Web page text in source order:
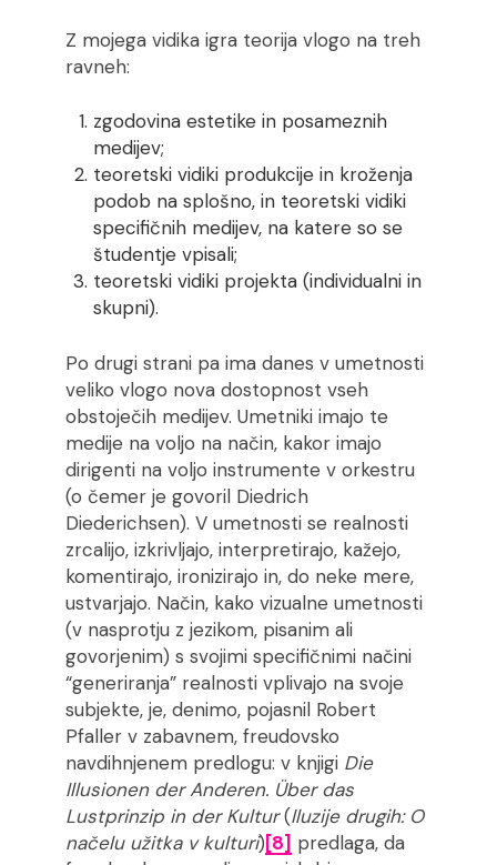
Z mojega vidika igra teorija vlogo na treh
ravneh:
zgodovina estetike in posameznih
medijev;
teoretski vidiki produkcije in kroženja
podob na splošno, in teoretski vidiki
specifičnih medijev, na katere so se
študentje vpisali;
teoretski vidiki projekta (individualni in
skupni).
Po drugi strani pa ima danes v umetnosti
veliko vlogo nova dostopnost vseh
obstoječih medijev. Umetniki imajo te
medije na voljo na način, kakor imajo
dirigenti na voljo instrumente v orkestru
(o čemer je govoril Diedrich
Diederichsen). V umetnosti se realnosti
zrcalijo, izkrivljajo, interpretirajo, kažejo,
komentirajo, ironizirajo in, do neke mere,
ustvarjajo. Način, kako vizualne umetnosti
(v nasprotju z jezikom, pisanim ali
govorjenim) s svojimi specifičnimi načini
“generiranja” realnosti vplivajo na svoje
subjekte, je, denimo, pojasnil Robert
Pfaller v zabavnem, freudovsko
navdihnjenem predlogu: v knjigi Die
Illusionen der Anderen. Über das
Lustprinzip in der Kultur(Iluzije drugih: O
načelu užitka v kulturi)[8] predlaga, da